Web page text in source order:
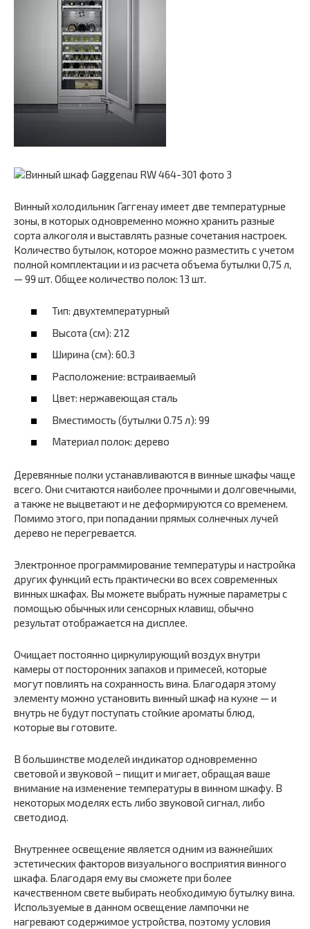
Винный холодильник Гаггенау имеет две температурные
зоны, в которых одновременно можно хранить разные
сорта алкоголя и выставлять разные сочетания настроек.
Количество бутылок, которое можно разместить с учетом
полной комплектации и из расчета объема бутылки 0,75 л,
— 99 шт. Общее количество полок: 13 шт.
Тип: двухтемпературный
Высота (см): 212
Ширина (см): 60.3
Расположение: встраиваемый
Цвет: нержавеющая сталь
Вместимость (бутылки 0.75 л): 99
Материал полок: дерево
Деревянные полки устанавливаются в винные шкафы чаще
всего. Они считаются наиболее прочными и долговечными,
а также не выцветают и не деформируются со временем.
Помимо этого, при попадании прямых солнечных лучей
дерево не перегревается.
Электронное программирование температуры и настройка
других функций есть практически во всех современных
винных шкафах. Вы можете выбрать нужные параметры с
помощью обычных или сенсорных клавиш, обычно
результат отображается на дисплее.
Очищает постоянно циркулирующий воздух внутри
камеры от посторонних запахов и примесей, которые
могут повлиять на сохранность вина. Благодаря этому
элементу можно установить винный шкаф на кухне — и
внутрь не будут поступать стойкие ароматы блюд,
которые вы готовите.
В большинстве моделей индикатор одновременно
световой и звуковой – пищит и мигает, обращая ваше
внимание на изменение температуры в винном шкафу. В
некоторых моделях есть либо звуковой сигнал, либо
светодиод.
Внутреннее освещение является одним из важнейших
эстетических факторов визуального восприятия винного
шкафа. Благодаря ему вы сможете при более
качественном свете выбирать необходимую бутылку вина.
Используемые в данном освещение лампочки не
нагревают содержимое устройства, поэтому условия